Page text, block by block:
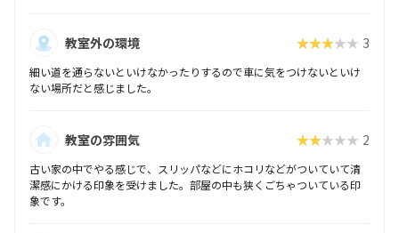
教室外の環境 ★★★★★ 3
細い道を通らないといけなかったりするので車に気をつけないといけ
ない場所だと感じました。
教室の雰囲気 ★★★★★ 2
古い家の中でやる感じで、スリッパなどにホコリなどがついていて清
潔感にかける印象を受けました。部屋の中も狭くごちゃついている印
象です。